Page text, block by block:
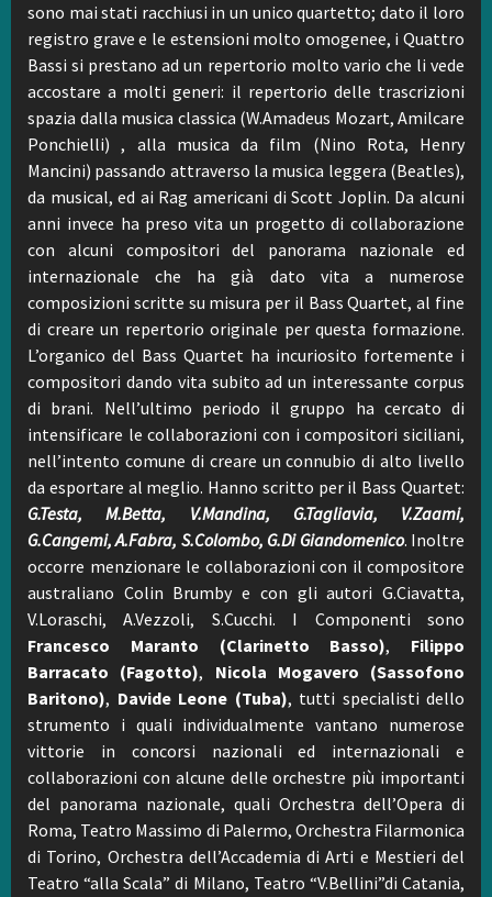
sono mai stati racchiusi in un unico quartetto; dato il loro
registro grave e le estensioni molto omogenee, i Quattro
Bassi si prestano ad un repertorio molto vario che li vede
accostare a molti generi: il repertorio delle trascrizioni
spazia dalla musica classica (W.Amadeus Mozart, Amilcare
Ponchielli) , alla musica da film (Nino Rota, Henry
Mancini) passando attraverso la musica leggera (Beatles),
da musical, ed ai Rag americani di Scott Joplin. Da alcuni
anni invece ha preso vita un progetto di collaborazione
con alcuni compositori del panorama nazionale ed
internazionale che ha già dato vita a numerose
composizioni scritte su misura per il Bass Quartet, al fine
di creare un repertorio originale per questa formazione.
L’organico del Bass Quartet ha incuriosito fortemente i
compositori dando vita subito ad un interessante corpus
di brani. Nell’ultimo periodo il gruppo ha cercato di
intensificare le collaborazioni con i compositori siciliani,
nell’intento comune di creare un connubio di alto livello
da esportare al meglio. Hanno scritto per il Bass Quartet:
G.Testa, M.Betta, V.Mandina, G.Tagliavia, V.Zaami,
G.Cangemi, A.Fabra, S.Colombo, G.Di Giandomenico. Inoltre
occorre menzionare le collaborazioni con il compositore
australiano Colin Brumby e con gli autori G.Ciavatta,
V.Loraschi, A.Vezzoli, S.Cucchi. I Componenti sono
Francesco Maranto (Clarinetto Basso), Filippo
Barracato (Fagotto), Nicola Mogavero (Sassofono
Baritono), Davide Leone (Tuba), tutti specialisti dello
strumento i quali individualmente vantano numerose
vittorie in concorsi nazionali ed internazionali e
collaborazioni con alcune delle orchestre più importanti
del panorama nazionale, quali Orchestra dell’Opera di
Roma, Teatro Massimo di Palermo, Orchestra Filarmonica
di Torino, Orchestra dell’Accademia di Arti e Mestieri del
Teatro “alla Scala” di Milano, Teatro “V.Bellini”di Catania,